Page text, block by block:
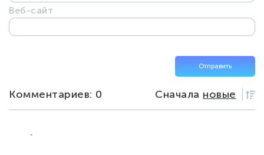
Веб-сайт
Комментариев: 0 Сначала новые